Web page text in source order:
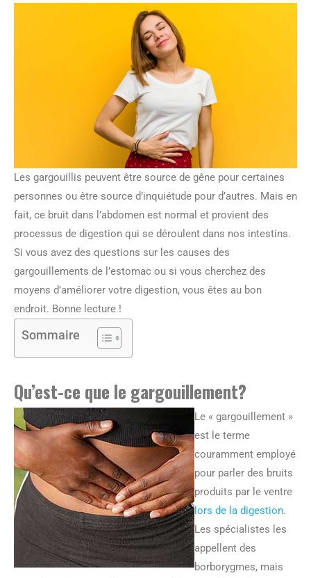
Les gargouillis peuvent être source de gêne pour certaines
personnes ou être source d’inquiétude pour d’autres. Mais en
fait, ce bruit dans l’abdomen est normal et provient des
processus de digestion qui se déroulent dans nos intestins.
Si vous avez des questions sur les causes des
gargouillements de l’estomac ou si vous cherchez des
moyens d’améliorer votre digestion, vous êtes au bon
endroit. Bonne lecture !
Sommaire
Qu’est-ce que le gargouillement?
Le « gargouillement »
est le terme
couramment employé
pour parler des bruits
produits par le ventre
lors de la digestion.
Les spécialistes les
appellent des
borborygmes, mais